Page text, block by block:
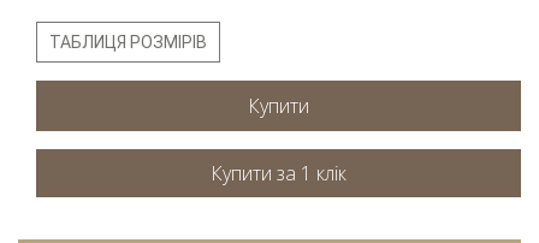
ТАБЛИЦЯ РОЗМІРІВ
Купити